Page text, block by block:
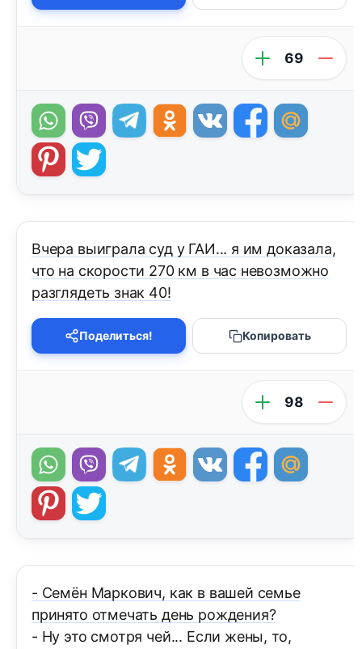
69
Вчера выиграла суд у ГАИ... я им доказала,
что на скорости 270 км в час невозможно
разглядеть знак 40!
Поделиться! Копировать
98
- Семён Маркович, как в вашей семье
принято отмечать день рождения?
- Ну это смотря чей... Если жены, то,